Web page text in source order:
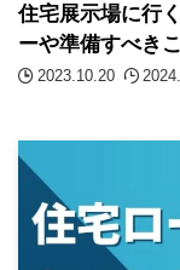
住宅展示場に行
ーや準備すべき
2023.10.20